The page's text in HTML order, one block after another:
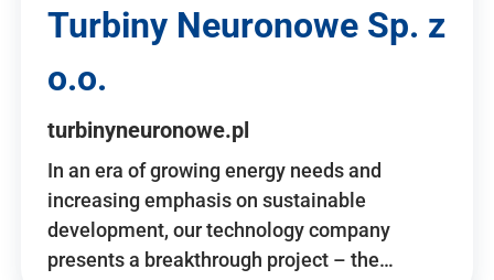
Turbiny Neuronowe Sp. z
o.o.
turbinyneuronowe.pl
In an era of growing energy needs and
increasing emphasis on sustainable
development, our technology company
presents a breakthrough project – the…